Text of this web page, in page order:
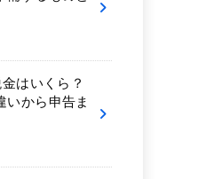
はいくら？
いから申告ま